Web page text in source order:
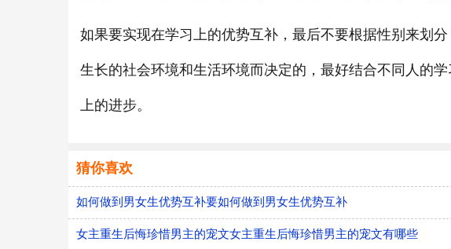
如果要实现在学习上的优势互补，最后不要根据性别来划
生长的社会环境和生活环境而决定的，最好结合不同人的
上的进步。
猜你喜欢
如何做到男女生优势互补要如何做到男女生优势互补
女主重生后悔珍惜男主的宠文女主重生后悔珍惜男主的宠文有哪些